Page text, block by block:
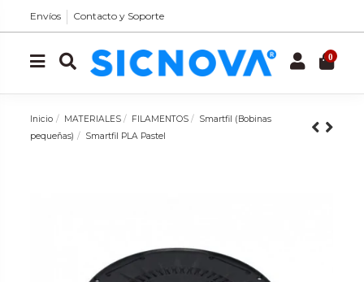
Envíos Contacto y Soporte
0
Inicio MATERIALES FILAMENTOS
Smartfil (Bobinas
pequeñas)
Smartfil PLA Pastel